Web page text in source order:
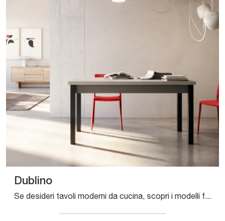
Dublino
Se desideri tavoli moderni da cucina, scopri i modelli fissi di Arredo3: clicca e scopri il modello Dublino in laminato.